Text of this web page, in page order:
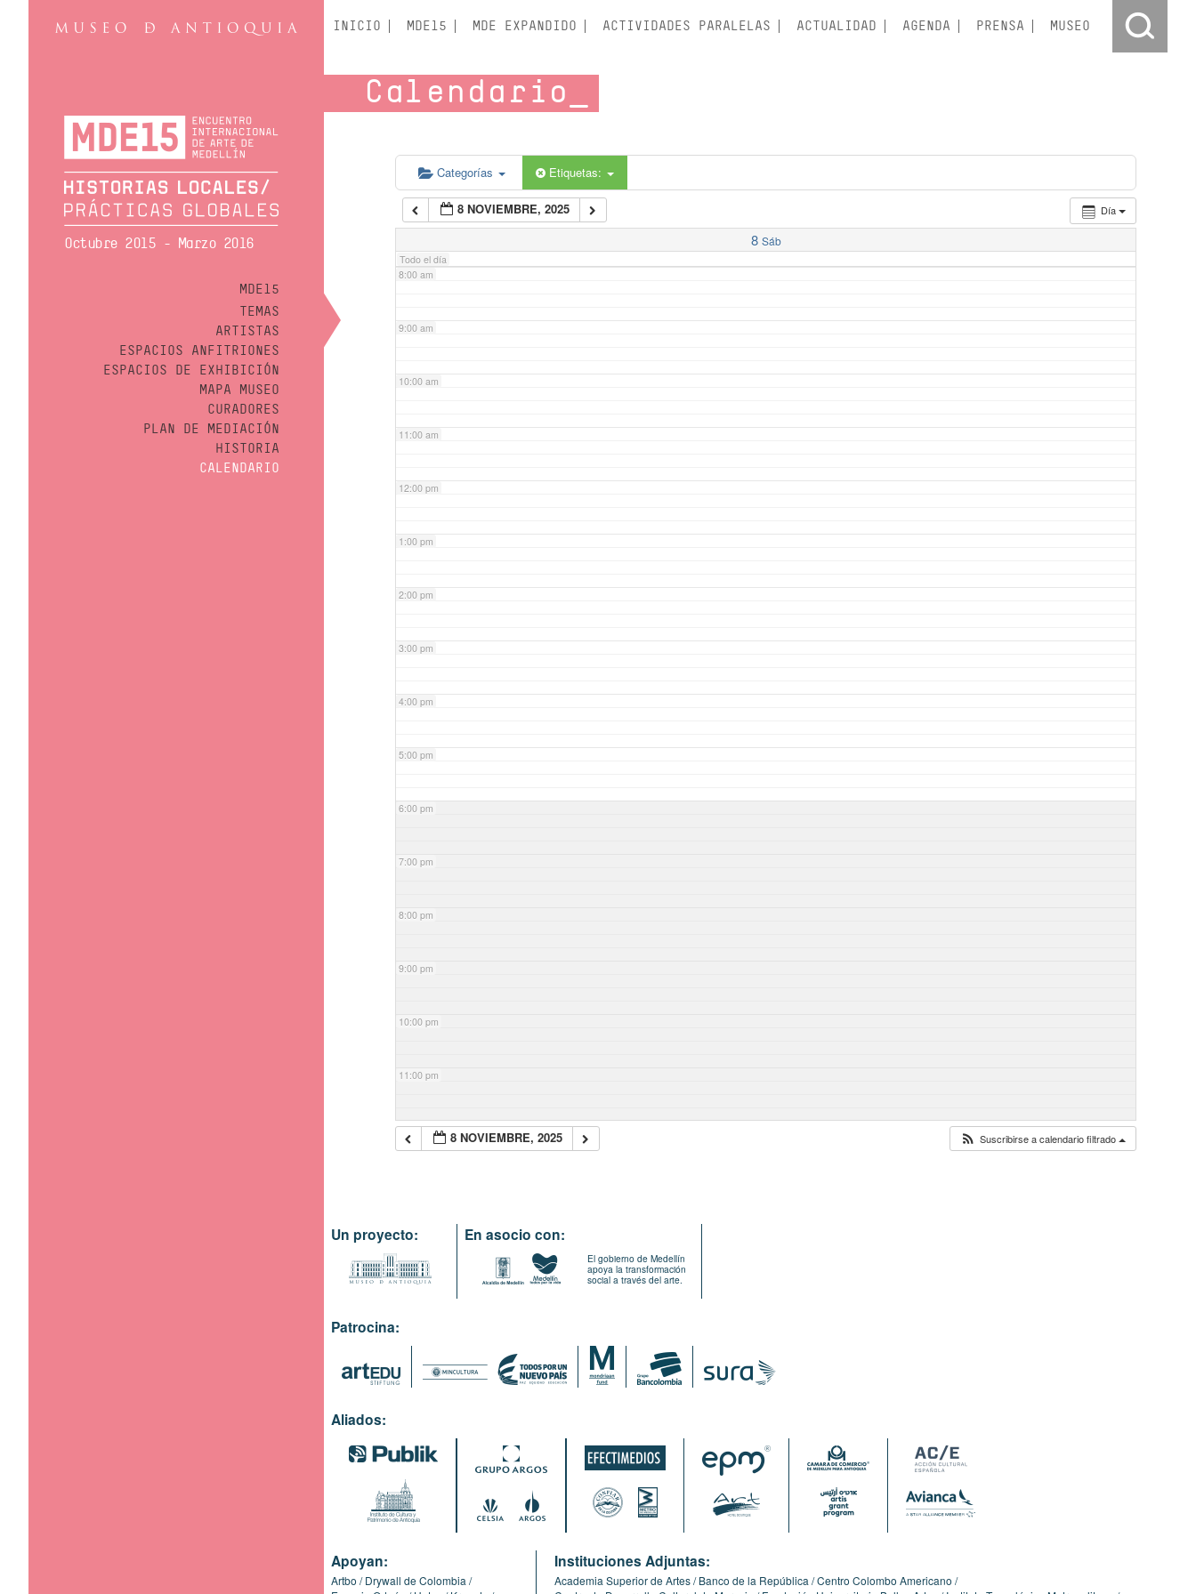
Octubre 2015 - Marzo 2016
MDE15
TEMAS
ARTISTAS
ESPACIOS ANFITRIONES
ESPACIOS DE EXHIBICIÓN
MAPA MUSEO
CURADORES
PLAN DE MEDIACIÓN
HISTORIA
CALENDARIO
INICIO MDE15 MDE EXPANDIDO ACTIVIDADES PARALELAS ACTUALIDAD AGENDA PRENSA MUSEO
Calendario
Categorías Etiquetas:
Día
8 NOVIEMBRE, 2025
8 Sáb
Todo el día
5:00 am
6:00 am
7:00 am
8:00 am
9:00 am
10:00 am
11:00 am
12:00 pm
1:00 pm
2:00 pm
3:00 pm
4:00 pm
5:00 pm
6:00 pm
7:00 pm
8:00 pm
9:00 pm
10:00 pm
11:00 pm
8 NOVIEMBRE, 2025 Suscribirse a calendario filtrado
Un proyecto: En asocio con:
El gobierno de Medellín
apoya la transformación
social a través del arte.
Patrocina:
Aliados:
Apoyan:
Artbo
Drywall de Colombia
Instituciones Adjuntas:
Academia Superior de Artes Banco de la República Centro Colombo Americano